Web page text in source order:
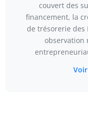
couvert des
financement, la
de trésorerie des
observation